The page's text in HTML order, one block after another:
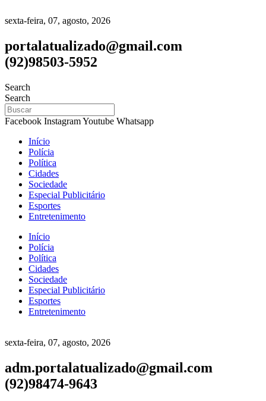
sexta-feira, 07, agosto, 2026
portalatualizado@gmail.com
(92)98503-5952
Search
Search
Facebook InstagramYoutube Whatsapp
Início
Polícia
Política
Cidades
Sociedade
Especial Publicitário
Esportes
Entretenimento
Início
Polícia
Política
Cidades
Sociedade
Especial Publicitário
Esportes
Entretenimento
sexta-feira, 07, agosto, 2026
adm.portalatualizado@gmail.com
(92)98474-9643